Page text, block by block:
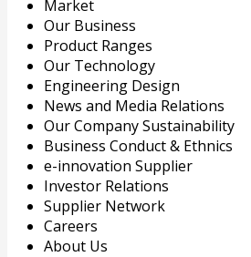
Market
Our Business
Product Ranges
Our Technology
Engineering Design
News and Media Relations
Our Company Sustainability
Business Conduct & Ethnics
e-innovation Supplier
Investor Relations
Supplier Network
Careers
About Us